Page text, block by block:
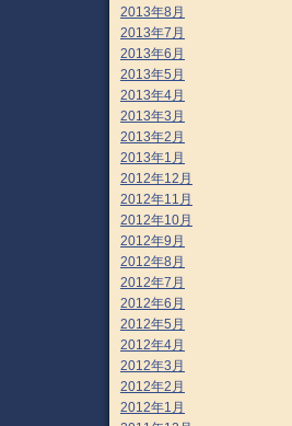
2013年8月
2013年7月
2013年6月
2013年5月
2013年4月
2013年3月
2013年2月
2013年1月
2012年12月
2012年11月
2012年10月
2012年9月
2012年8月
2012年7月
2012年6月
2012年5月
2012年4月
2012年3月
2012年2月
2012年1月